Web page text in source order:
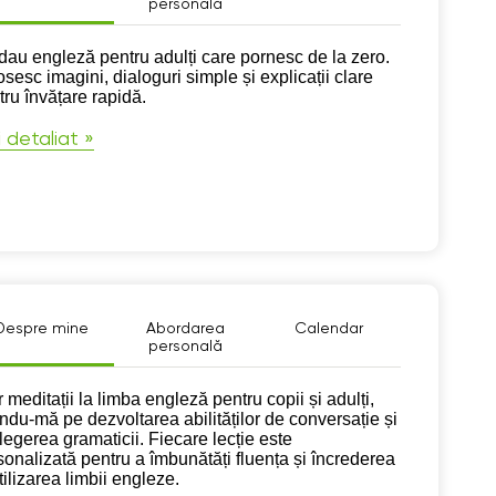
personală
mine
engleză pentru adulți care pornesc de la zero.
imagini, dialoguri simple și explicații clare
învățare rapidă.
detaliat »
mine
Abordarea
personală
Calendar
mine
meditații la limba engleză pentru copii și adulți,
mă pe dezvoltarea abilităților de conversație și
gramaticii. Fiecare lecție este
pentru a îmbunătăți fluența și încrederea
limbii engleze.